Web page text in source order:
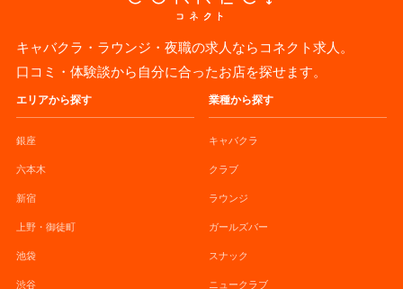
キャバクラ・ラウンジ・夜職の求人ならコネクト求人。
口コミ・体験談から自分に合ったお店を探せます。
エリアから探す
銀座
六本木
新宿
上野・御徒町
池袋
渋谷
業種から探す
キャバクラ
クラブ
ラウンジ
ガールズバー
スナック
ニュークラブ